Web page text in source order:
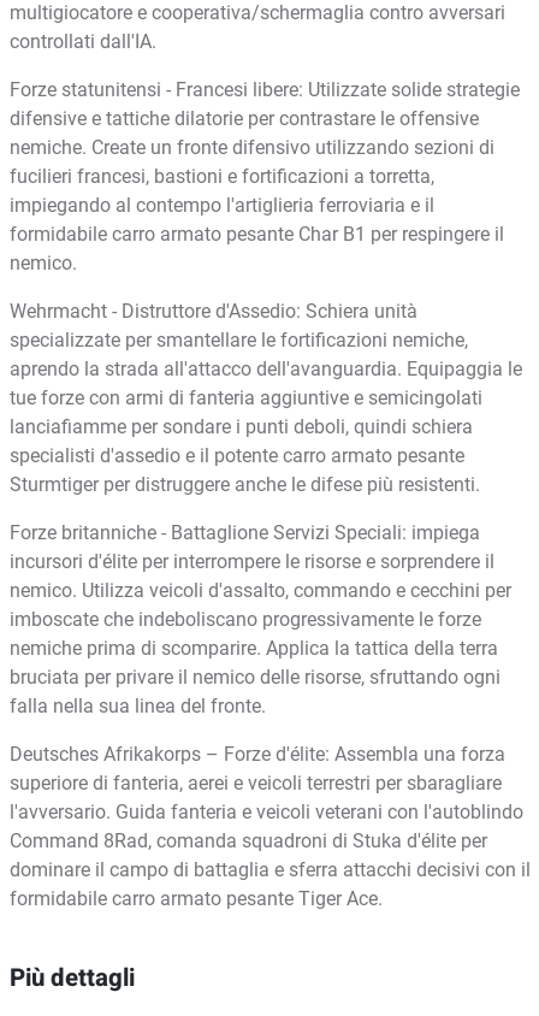
multigiocatore e cooperativa/schermaglia contro avversari
controllati dall'IA.
Forze statunitensi - Francesi libere: Utilizzate solide strategie
difensive e tattiche dilatorie per contrastare le offensive
nemiche. Create un fronte difensivo utilizzando sezioni di
fucilieri francesi, bastioni e fortificazioni a torretta,
impiegando al contempo l'artiglieria ferroviaria e il
formidabile carro armato pesante Char B1 per respingere il
nemico.
Wehrmacht - Distruttore d'Assedio: Schiera unità
specializzate per smantellare le fortificazioni nemiche,
aprendo la strada all'attacco dell'avanguardia. Equipaggia le
tue forze con armi di fanteria aggiuntive e semicingolati
lanciafiamme per sondare i punti deboli, quindi schiera
specialisti d'assedio e il potente carro armato pesante
Sturmtiger per distruggere anche le difese più resistenti.
Forze britanniche - Battaglione Servizi Speciali: impiega
incursori d'élite per interrompere le risorse e sorprendere il
nemico. Utilizza veicoli d'assalto, commando e cecchini per
imboscate che indeboliscano progressivamente le forze
nemiche prima di scomparire. Applica la tattica della terra
bruciata per privare il nemico delle risorse, sfruttando ogni
falla nella sua linea del fronte.
Deutsches Afrikakorps – Forze d'élite: Assembla una forza
superiore di fanteria, aerei e veicoli terrestri per sbaragliare
l'avversario. Guida fanteria e veicoli veterani con l'autoblindo
Command 8Rad, comanda squadroni di Stuka d'élite per
dominare il campo di battaglia e sferra attacchi decisivi con il
formidabile carro armato pesante Tiger Ace.
Più dettagli